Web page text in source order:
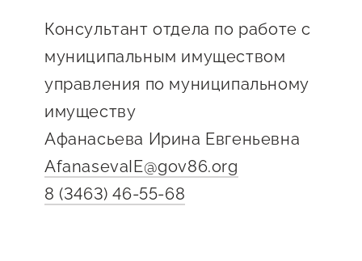
производства
Нормативные
документы
Организации,
предоставляющие поддержку
Интерактивные сервисы
Каталог маркетплейсов
Каталог креативной
продукции
Консультант отдела по работе с
муниципальным имуществом
управления по муниципальному
имуществу
Афанасьева Ирина Евгеньевна
AfanasevaIE@gov86.org
8 (3463) 46-55-68